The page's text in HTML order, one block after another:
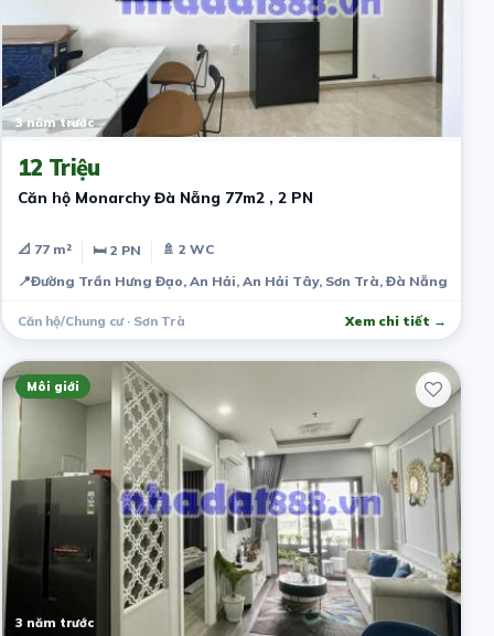
3 năm trước
12 Triệu
Căn hộ Monarchy Đà Nẵng 77m2 , 2 PN
📐 77 m² 🛏 2 PN
🚿 2 WC
📍Đường Trần Hưng Đạo, An Hải, An Hải Tây, Sơn Trà, Đà Nẵng, Việt
Căn hộ/Chung cư · Sơn Trà Xem chi tiết →
Môi giới
3 năm trước